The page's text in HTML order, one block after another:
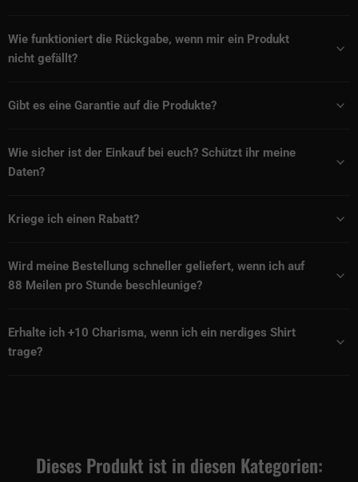
Wie funktioniert die Rückgabe, wenn mir ein Produkt
nicht gefällt?
Gibt es eine Garantie auf die Produkte?
Wie sicher ist der Einkauf bei euch? Schützt ihr meine
Daten?
Kriege ich einen Rabatt?
Wird meine Bestellung schneller geliefert, wenn ich auf
88 Meilen pro Stunde beschleunige?
Erhalte ich +10 Charisma, wenn ich ein nerdiges Shirt
trage?
Dieses Produkt ist in diesen Kategorien: